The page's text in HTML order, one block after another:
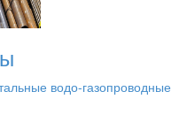
водо-газопроводные